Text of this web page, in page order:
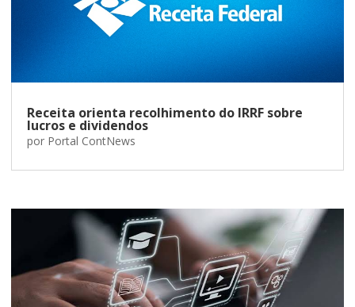
Receita orienta recolhimento do IRRF sobre
lucros e dividendos
por Portal ContNews